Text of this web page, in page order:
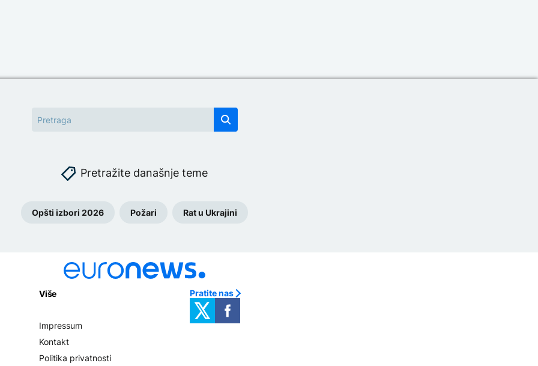
Pretražite današnje teme
Opšti izbori 2026 Požari Rat u Ukrajini
Više
Impressum
Kontakt
Politika privatnosti
Pratite nas